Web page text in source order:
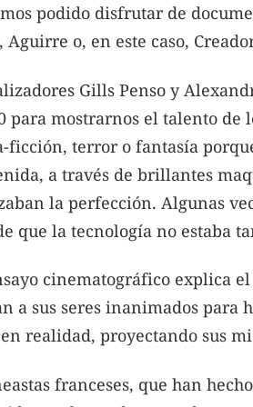
podido disfrutar de
Aguirre o, en este caso,
Gills Penso y
para mostrarnos el talento de
ficción, terror o fantasía
a través de brillantes
la perfección. Algunas
que la tecnología no estaba
cinematográfico explica
a sus seres inanimados
realidad, proyectando sus
franceses, que han